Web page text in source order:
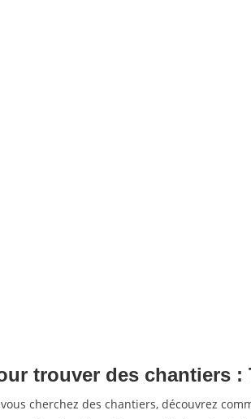
trouver des chantiers :
cherchez des chantiers, découvrez